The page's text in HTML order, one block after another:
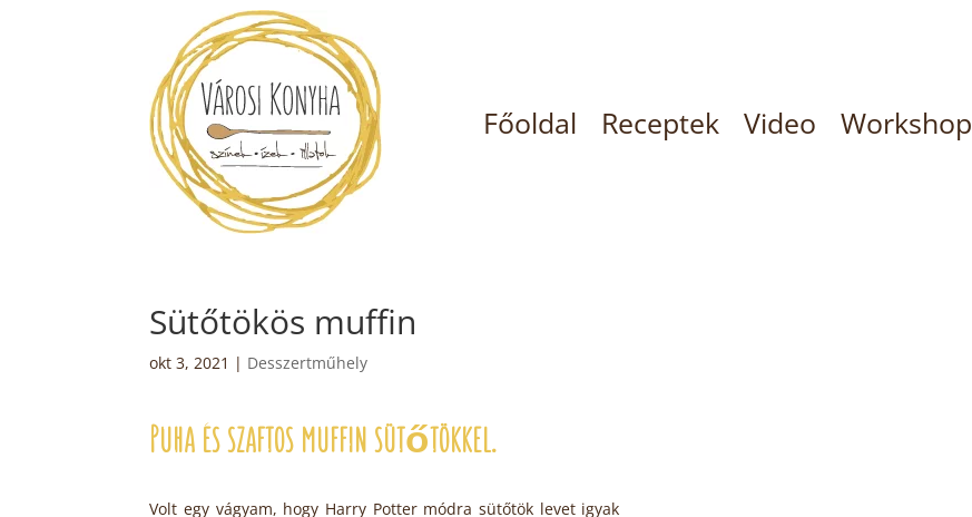
Főoldal Receptek Video Workshop
Sütőtökös muffin
okt 3, 2021 | Desszertműhely
Puha és szaftos muffin sütőtökkel.
Volt egy vágyam, hogy Harry Potter módra sütőtök levet igyak